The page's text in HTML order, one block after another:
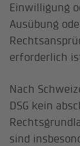
Einwilligung
Ausübung
erforderlich
Nach
DSG kein
sind